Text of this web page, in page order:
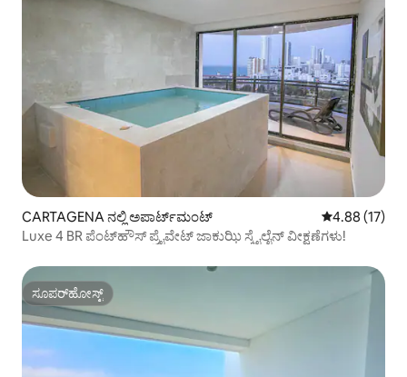
CARTAGENA ನಲ್ಲಿ ಅಪಾರ್ಟ್‌ಮಂಟ್ 5 ರಲ್ಲಿ 4.88
4.88 (17)
Luxe 4 BR ಪೆಂಟ್‌ಹೌಸ್ ಪ್ರೈವೇಟ್ ಜಾಕುಝಿ ಸ್ಕೈಲೈನ್ ವೀಕ್ಷಣೆಗಳು!
ಸೂಪರ್‌ಹೋಸ್ಟ್
ಸೂಪರ್‌ಹೋಸ್ಟ್